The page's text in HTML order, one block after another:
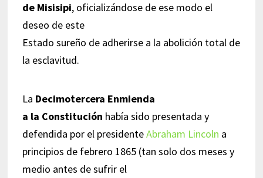
de Misisipi, oficializándose de ese modo el
deseo de este
Estado sureño de adherirse a la abolición total de
la esclavitud.
La Decimotercera Enmienda
a la Constitución había sido presentada y
defendida por el presidenteAbraham Lincoln a
principios de febrero 1865 (tan solo dos meses y
medio antes de sufrir el